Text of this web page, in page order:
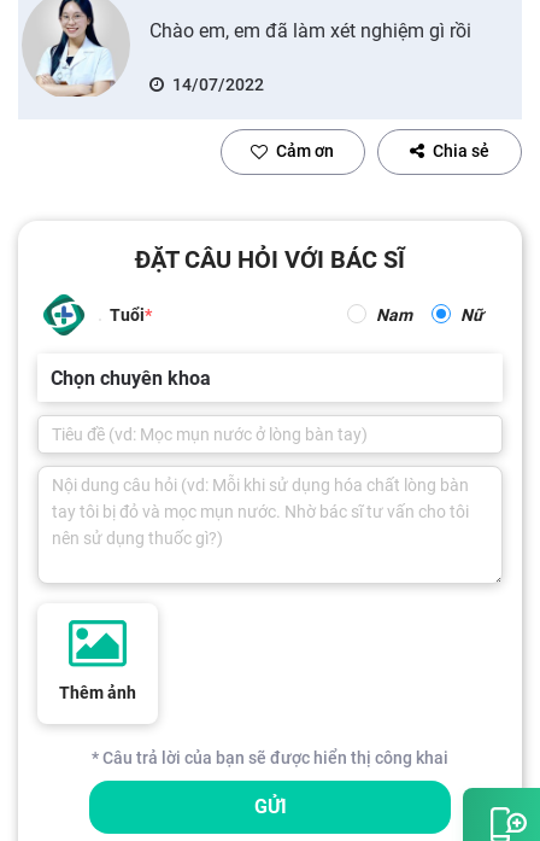
Chào em, em đã làm xét nghiệm gì rồi
14/07/2022
Cảm ơn Chia sẻ
ĐẶT CÂU HỎI VỚI BÁC SĨ
Tuổi Nam Nữ
Chọn chuyên khoa
Thêm ảnh
* Câu trả lời của bạn sẽ được hiển thị công khai
GỬI